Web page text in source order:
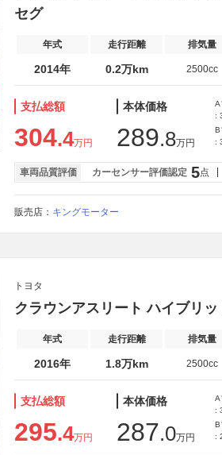
セグ
年式 走行距離 排気量
2014年 0.2万km 2500cc
支払総額
304.4万円
本体価格
289.8万円
A
:
B
:
車両品質評価 カーセンサー評価認定 5点
販売店： キングモーター
トヨタ
クラウンアスリート ハイブリ
年式 走行距離 排気量
2016年 1.8万km 2500cc
支払総額
295.4万円
本体価格
287.0万円
A
:
B
: